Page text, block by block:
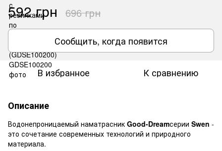
592 грн 696 грн
Сообщить, когда появится
В избранное К сравнению
Описание
Водонепроницаемый наматрасник Good-Dreamсерии Swen -
это сочетание современных технологий и природного
материала.